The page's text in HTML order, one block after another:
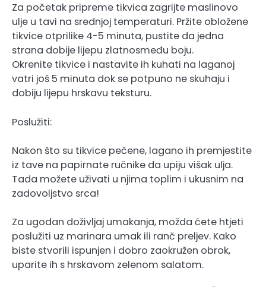
Za početak pripreme tikvica zagrijte maslinovo
ulje u tavi na srednjoj temperaturi. Pržite obložene
tikvice otprilike 4-5 minuta, pustite da jedna
strana dobije lijepu zlatnosmeđu boju.
Okrenite tikvice i nastavite ih kuhati na laganoj
vatri još 5 minuta dok se potpuno ne skuhaju i
dobiju lijepu hrskavu teksturu.
Poslužiti:
Nakon što su tikvice pečene, lagano ih premjestite
iz tave na papirnate ručnike da upiju višak ulja.
Tada možete uživati ​​u njima toplim i ukusnim na
zadovoljstvo srca!
Za ugodan doživljaj umakanja, možda ćete htjeti
poslužiti uz marinara umak ili ranč preljev. Kako
biste stvorili ispunjen i dobro zaokružen obrok,
uparite ih s hrskavom zelenom salatom.